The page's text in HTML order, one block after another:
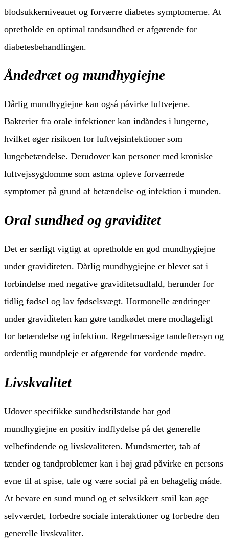
blodsukkerniveauet og forværre diabetes symptomerne. At
opretholde en optimal tandsundhed er afgørende for
diabetesbehandlingen.
Åndedræt og mundhygiejne
Dårlig mundhygiejne kan også påvirke luftvejene.
Bakterier fra orale infektioner kan indåndes i lungerne,
hvilket øger risikoen for luftvejsinfektioner som
lungebetændelse. Derudover kan personer med kroniske
luftvejssygdomme som astma opleve forværrede
symptomer på grund af betændelse og infektion i munden.
Oral sundhed og graviditet
Det er særligt vigtigt at opretholde en god mundhygiejne
under graviditeten. Dårlig mundhygiejne er blevet sat i
forbindelse med negative graviditetsudfald, herunder for
tidlig fødsel og lav fødselsvægt. Hormonelle ændringer
under graviditeten kan gøre tandkødet mere modtageligt
for betændelse og infektion. Regelmæssige tandeftersyn og
ordentlig mundpleje er afgørende for vordende mødre.
Livskvalitet
Udover specifikke sundhedstilstande har god
mundhygiejne en positiv indflydelse på det generelle
velbefindende og livskvaliteten. Mundsmerter, tab af
tænder og tandproblemer kan i høj grad påvirke en persons
evne til at spise, tale og være social på en behagelig måde.
At bevare en sund mund og et selvsikkert smil kan øge
selvværdet, forbedre sociale interaktioner og forbedre den
generelle livskvalitet.